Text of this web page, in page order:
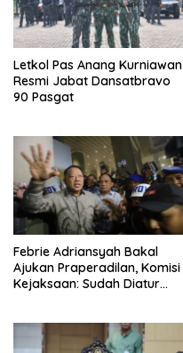
Letkol Pas Anang Kurniawan
Resmi Jabat Dansatbravo
90 Pasgat
Febrie Adriansyah Bakal
Ajukan Praperadilan, Komisi
Kejaksaan: Sudah Diatur